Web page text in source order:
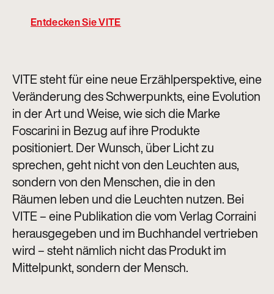
Entdecken Sie VITE
VITE steht für eine neue Erzählperspektive, eine
Veränderung des Schwerpunkts, eine Evolution
in der Art und Weise, wie sich die Marke
Foscarini in Bezug auf ihre Produkte
positioniert. Der Wunsch, über Licht zu
sprechen, geht nicht von den Leuchten aus,
sondern von den Menschen, die in den
Räumen leben und die Leuchten nutzen. Bei
VITE – eine Publikation die vom Verlag Corraini
herausgegeben und im Buchhandel vertrieben
wird – steht nämlich nicht das Produkt im
Mittelpunkt, sondern der Mensch.